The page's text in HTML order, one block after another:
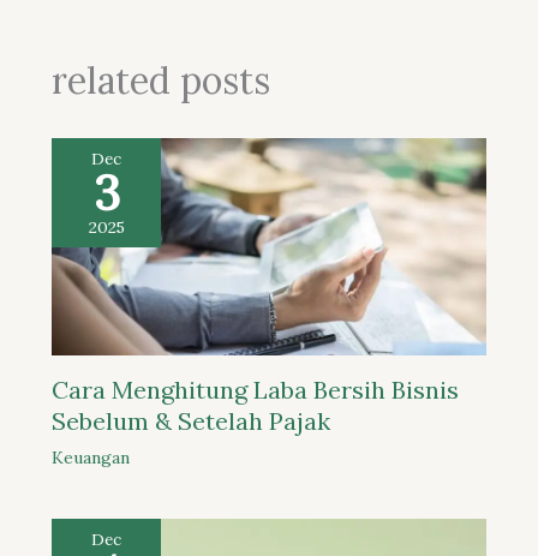
related posts
Dec
3
2025
Cara Menghitung Laba Bersih Bisnis
Sebelum & Setelah Pajak
Keuangan
Dec